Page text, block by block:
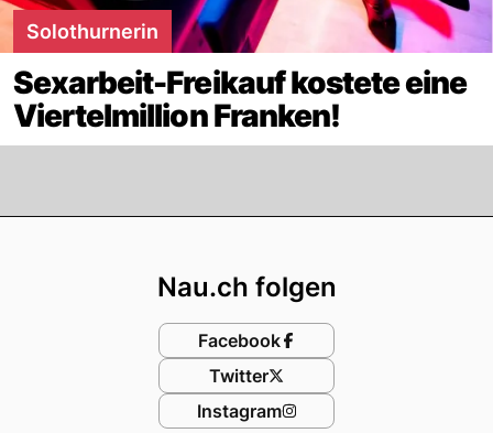
Solothurnerin
Sexarbeit-Freikauf kostete eine
Viertelmillion Franken!
Nau.ch folgen
Facebook
Twitter
Instagram